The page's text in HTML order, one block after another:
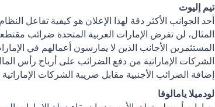
تيم إليوت
أحد الجوانب الأكثر دقة لهذا الإعلان هو كيفية تفاعل
المثال، لن تفرض الإمارات العربية المتحدة ضرائب
المستثمرين الأجانب الذين لا يمارسون أعمالهم في
الشركات الإماراتية من دفع الضرائب على أرباح رأس
إضافة الضرائب الأجنبية مقابل ضريبة الشركات
لودميلا يامالوفا